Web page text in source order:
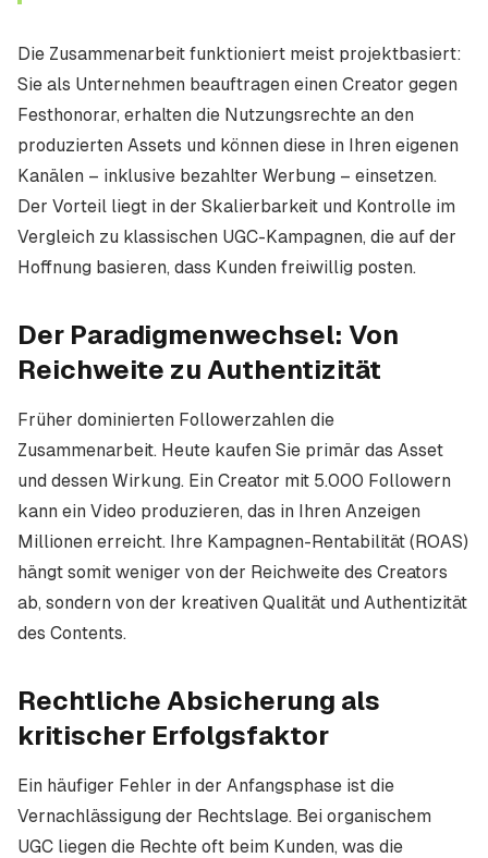
Die Zusammenarbeit funktioniert meist projektbasiert:
Sie als Unternehmen beauftragen einen Creator gegen
Festhonorar, erhalten die Nutzungsrechte an den
produzierten Assets und können diese in Ihren eigenen
Kanälen – inklusive bezahlter Werbung – einsetzen.
Der Vorteil liegt in der Skalierbarkeit und Kontrolle im
Vergleich zu klassischen UGC-Kampagnen, die auf der
Hoffnung basieren, dass Kunden freiwillig posten.
Der Paradigmenwechsel: Von
Reichweite zu Authentizität
Früher dominierten Followerzahlen die
Zusammenarbeit. Heute kaufen Sie primär das Asset
und dessen Wirkung. Ein Creator mit 5.000 Followern
kann ein Video produzieren, das in Ihren Anzeigen
Millionen erreicht. Ihre Kampagnen-Rentabilität (ROAS)
hängt somit weniger von der Reichweite des Creators
ab, sondern von der kreativen Qualität und Authentizität
des Contents.
Rechtliche Absicherung als
kritischer Erfolgsfaktor
Ein häufiger Fehler in der Anfangsphase ist die
Vernachlässigung der Rechtslage. Bei organischem
UGC liegen die Rechte oft beim Kunden, was die